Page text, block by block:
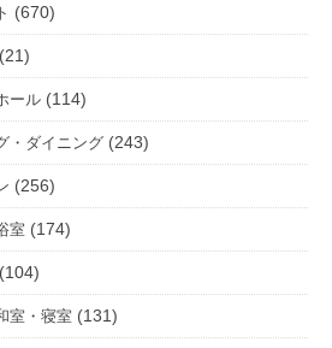
(670)
ール (114)
・ダイニング (243)
(256)
室 (174)
室・寝室 (131)